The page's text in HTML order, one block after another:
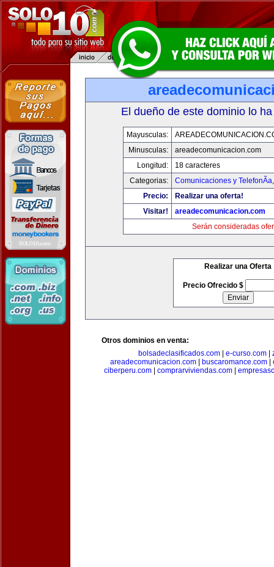
El dueño de este dominio lo
Mayusculas:
Minusculas:
areadecomunicacion.com
Longitud:
18 caracteres
Categorias:
Comunicaciones y TelefonÃ­a
Precio:
Realizar una oferta!
Visitar!
areadecomunicacion.com
Serán consideradas
Realizar una Oferta
Precio Ofrecido $
Otros dominios en venta:
bolsadeclasificados.com
e-curso.com
areadecomunicacion.com| buscaromance.com|
ciberperu.com
comprarviviendas.com